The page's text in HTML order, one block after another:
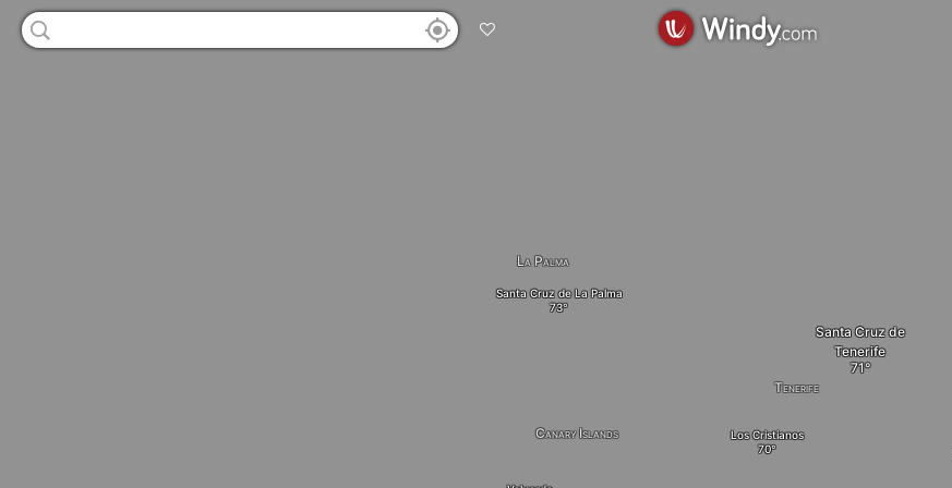
Santa Cruz de
Tenerife
La Palma
Santa Cruz de La Palma
Tenerife
Los Cristianos
Canary Islands